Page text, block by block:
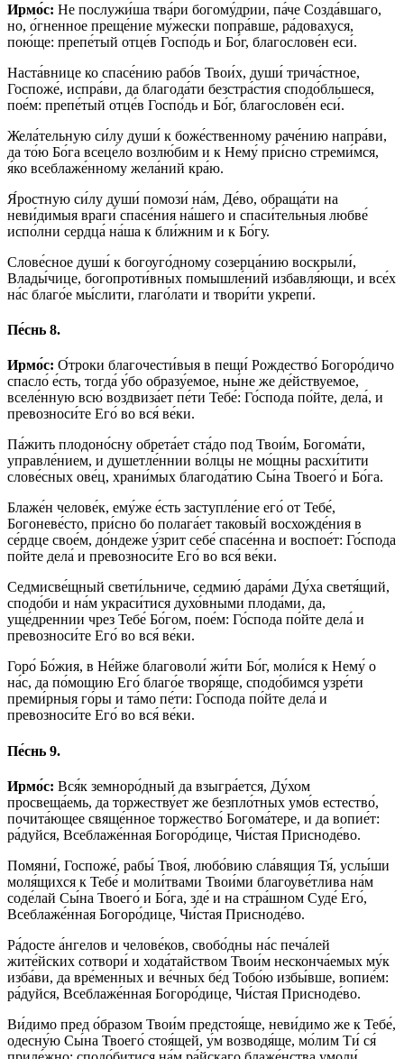
Ирмо́с: Не послужи́ша тва́ри богому́дрии, па́че Созда́вшаго,
но, о́гненное преще́ние му́жески попра́вше, ра́довахуся,
пою́ще: препе́тый отце́в Госпо́дь и Бо́г, благослове́н еси́.
Наста́внице ко спасе́нию рабо́в Твои́х, души́ трича́стное,
Госпоже́, испра́ви, да благода́ти безстра́стия сподо́бльшеся,
пое́м: препе́тый отце́в Госпо́дь и Бо́г, благослове́н еси́.
Жела́тельную си́лу души́ к боже́ственному раче́нию напра́ви,
да то́ю Бо́га всеце́ло возлю́бим и к Нему́ при́сно стреми́мся,
я́ко всеблаже́нному жела́ний кра́ю.
Я́ростную си́лу души́ помози́ на́м, Де́во, обраща́ти на
неви́димыя враги́ спасе́ния на́шего и спаси́тельныя любве́
испо́лни сердца́ на́ша к бли́жним и к Бо́гу.
Слове́сное души́ к богоуго́дному созерца́нию воскрыли́,
Влады́чице, богопроти́вных помышле́ний избавля́ющи, и все́х
на́с благо́е мы́слити, глаго́лати и твори́ти укрепи́.
Пе́снь 8.
Ирмо́с: О́троки благочести́выя в пещи́ Рождество́ Богоро́дичо
спасло́ е́сть, тогда́ у́бо образу́емое, ны́не же де́йствуемое,
вселе́нную всю́ воздвиза́ет пе́ти Тебе́: Го́спода по́йте, дела́, и
превозноси́те Его́ во вся́ ве́ки.
Па́жить плодоно́сну обрета́ет ста́до под Твои́м, Богома́ти,
управле́нием, и душетле́ннии во́лцы не мо́щны расхи́тити
слове́сных ове́ц, храни́мых благода́тию Сы́на Твоего́ и Бо́га.
Блаже́н челове́к, ему́же е́сть заступле́ние его́ от Тебе́,
Богоневе́сто, при́сно бо полага́ет таковы́й восхожде́ния в
се́рдце свое́м, до́ндеже у́зрит себе́ спасе́нна и воспое́т: Го́спода
по́йте дела́ и превозноси́те Его́ во вся́ ве́ки.
Седмисве́щный свети́льниче, седмию́ дара́ми Ду́ха светя́щий,
сподо́би и на́м украси́тися духо́вными плода́ми, да,
уще́дреннии чрез Тебе́ Бо́гом, пое́м: Го́спода по́йте дела́ и
превозноси́те Его́ во вся́ ве́ки.
Горо́ Бо́жия, в Не́йже благоволи́ жи́ти Бо́г, моли́ся к Нему́ о
на́с, да по́мощию Его́ благо́е творя́ще, сподо́бимся узре́ти
преми́рныя го́ры и та́мо пе́ти: Го́спода по́йте дела́ и
превозноси́те Его́ во вся́ ве́ки.
Пе́снь 9.
Ирмо́с: Вся́к земноро́дный да взыгра́ется, Ду́хом
просвеща́емь, да торжеству́ет же безпло́тных умо́в естество́,
почита́ющее свяще́нное торжество́ Богома́тере, и да вопие́т:
ра́дуйся, Всеблаже́нная Богоро́дице, Чи́стая Присноде́во.
Помяни́, Госпоже́, рабы́ Твоя́, любо́вию сла́вящия Тя́, услы́ши
моля́щихся к Тебе́ и моли́твами Твои́ми благоуве́тлива на́м
соде́лай Сы́на Твоего́ и Бо́га, зде́ и на стра́шном Суде́ Его́,
Всеблаже́нная Богоро́дице, Чи́стая Присноде́во.
Ра́досте а́нгелов и челове́ков, свобо́дны на́с печа́лей
жите́йских сотвори́ и хода́тайством Твои́м несконча́емых му́к
изба́ви, да вре́менных и ве́чных бе́д Тобо́ю избы́вше, вопие́м:
ра́дуйся, Всеблаже́нная Богоро́дице, Чи́стая Присноде́во.
Ви́димо пред о́бразом Твои́м предстоя́ще, неви́димо же к Тебе́,
одесну́ю Сы́на Твоего́ стоя́щей, у́м возводя́ще, мо́лим Ти́ ся́